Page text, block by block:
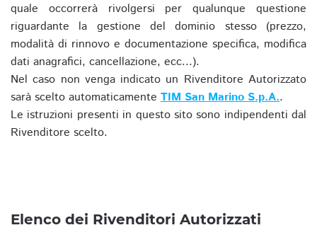
quale occorrerà rivolgersi per qualunque questione
riguardante la gestione del dominio stesso (prezzo,
modalità di rinnovo e documentazione specifica, modifica
dati anagrafici, cancellazione, ecc...).
Nel caso non venga indicato un Rivenditore Autorizzato
sarà scelto automaticamente TIM San Marino S.p.A..
Le istruzioni presenti in questo sito sono indipendenti dal
Rivenditore scelto.
Elenco dei Rivenditori Autorizzati